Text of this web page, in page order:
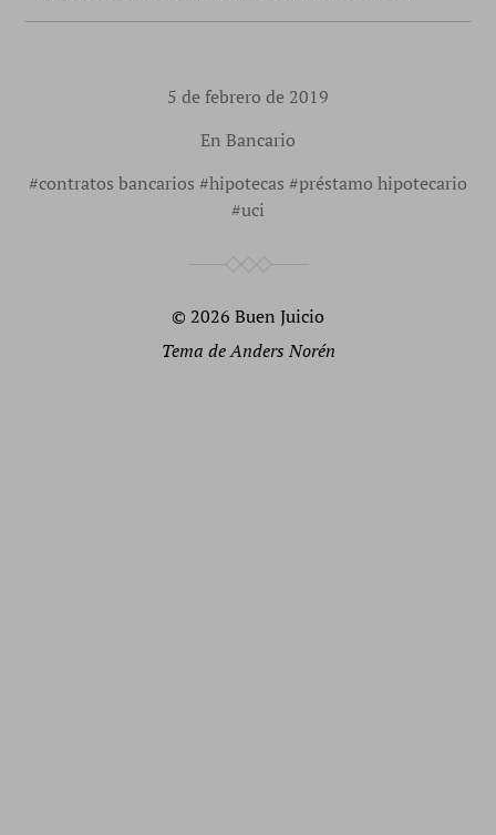
5 de febrero de 2019
En Bancario
#contratos bancarios #hipotecas #préstamo hipotecario
#uci
© 2026 Buen Juicio
Tema deAnders Norén